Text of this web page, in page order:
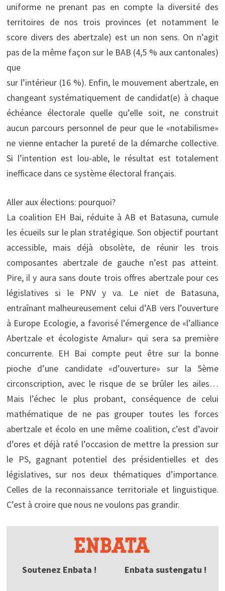
uniforme ne prenant pas en compte la diversité des
territoires de nos trois provinces (et notamment le
score divers des abertzale) est un non sens. On n’agit
pas de la même façon sur le BAB (4,5 % aux cantonales)
que
sur l’intérieur (16 %). Enfin, le mouvement abertzale, en
changeant systématiquement de candidat(e) à chaque
échéance électorale quelle qu’elle soit, ne construit
aucun parcours personnel de peur que le «notabilisme»
ne vienne entacher la pureté de la démarche collective.
Si l’intention est lou-able, le résultat est totalement
inefficace dans ce système électoral français.
Aller aux élections: pourquoi?
La coalition EH Bai, réduite à AB et Batasuna, cumule
les écueils sur le plan stratégique. Son objectif pourtant
accessible, mais déjà obsolète, de réunir les trois
composantes abertzale de gauche n’est pas atteint.
Pire, il y aura sans doute trois offres abertzale pour ces
législatives si le PNV y va. Le niet de Batasuna,
entraînant malheureusement celui d’AB vers l’ouverture
à Europe Ecologie, a favorisé l’émergence de «l’alliance
Abertzale et écologiste Amalur» qui sera sa première
concurrente. EH Bai compte peut être sur la bonne
pioche d’une candidate «d’ouverture» sur la 5ème
circonscription, avec le risque de se brûler les ailes…
Mais l’échec le plus probant, conséquence de celui
mathématique de ne pas grouper toutes les forces
abertzale et écolo en une même coalition, c’est d’avoir
d’ores et déjà raté l’occasion de mettre la pression sur
le PS, gagnant potentiel des présidentielles et des
législatives, sur nos deux thématiques d’importance.
Celles de la reconnaissance territoriale et linguistique.
C’est à croire que nous ne voulons pas grandir.
Soutenez Enbata ! Enbata sustengatu !